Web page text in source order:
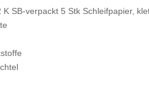
K SB-verpackt 5 Stk Schleifpapier,